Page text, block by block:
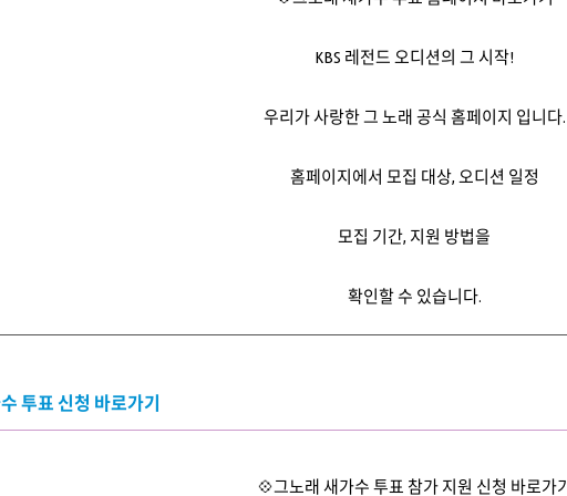
KBS 레전드 오디션의 그 시작!
우리가 사랑한 그 노래 공식 홈페이지 입니다.
홈페이지에서 모집 대상, 오디션 일정
모집 기간, 지원 방법을
확인할 수 있습니다.
투표 신청 바로가기
💠그노래 새가수 투표 참가 지원 신청 바로가기